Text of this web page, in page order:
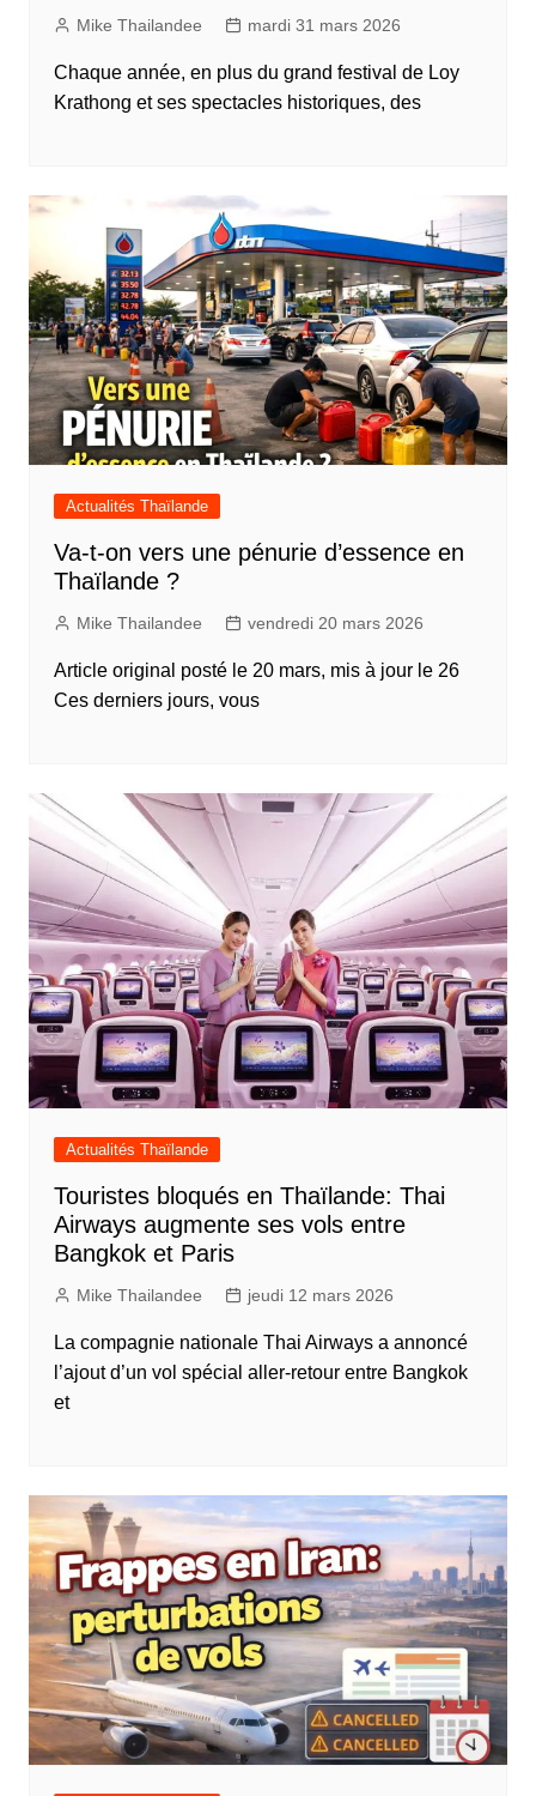
Mike Thailandee mardi 31 mars 2026
Chaque année, en plus du grand festival de Loy
Krathong et ses spectacles historiques, des
Actualités Thaïlande
Va-t-on vers une pénurie d’essence en
Thaïlande ?
Mike Thailandee vendredi 20 mars 2026
Article original posté le 20 mars, mis à jour le 26
Ces derniers jours, vous
Actualités Thaïlande
Touristes bloqués en Thaïlande: Thai
Airways augmente ses vols entre
Bangkok et Paris
Mike Thailandee jeudi 12 mars 2026
La compagnie nationale Thai Airways a annoncé
l’ajout d’un vol spécial aller-retour entre Bangkok
et